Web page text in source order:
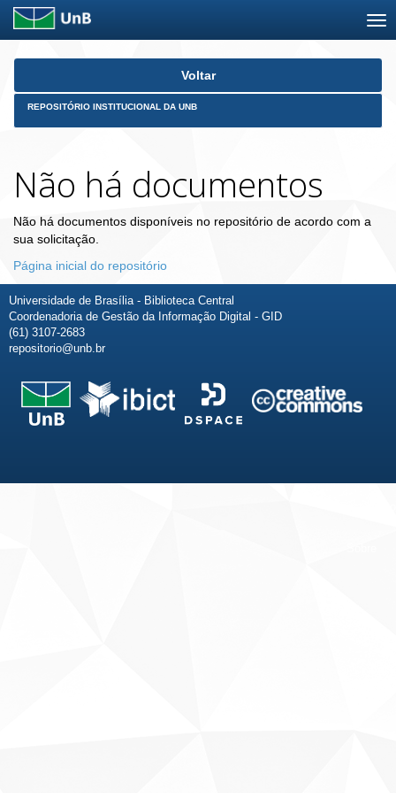
Skip
Voltar
REPOSITÓRIO INSTITUCIONAL DA UNB
Não há documentos
Não há documentos disponíveis no repositório de acordo com a
sua solicitação.
Página inicial do repositório
Universidade de Brasília - Biblioteca Central
Coordenadoria de Gestão da Informação Digital - GID
(61) 3107-2683
repositorio@unb.br